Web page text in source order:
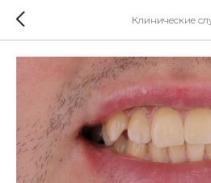
Клинические